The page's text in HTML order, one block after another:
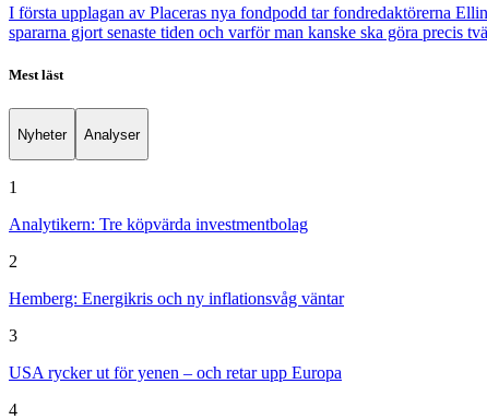
I första upplagan av Placeras nya fondpodd tar fondredaktörerna
spararna gjort senaste tiden och varför man kanske ska göra precis
Mest läst
Nyheter Analyser
1
Analytikern: Tre köpvärda investmentbolag
2
Hemberg: Energikris och ny inflationsvåg väntar
3
USA rycker ut för yenen – och retar upp Europa
4